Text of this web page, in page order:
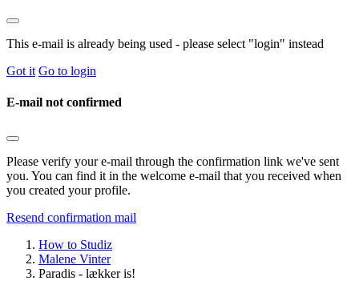
This e-mail is already being used - please select "login" instead
Got it Go to login
E-mail not confirmed
Please verify your e-mail through the confirmation link we've sent
you. You can find it in the welcome e-mail that you received when
you created your profile.
Resend confirmation mail
How to Studiz
Malene Vinter
Paradis - lækker is!